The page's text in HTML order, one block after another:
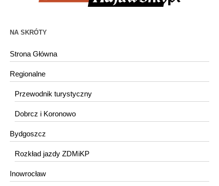
NA SKRÓTY
Strona Główna
Regionalne
Przewodnik turystyczny
Dobrcz i Koronowo
Bydgoszcz
Rozkład jazdy ZDMiKP
Inowrocław